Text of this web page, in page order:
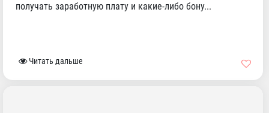
получать заработную плату и какие-либо бону...
Читать дальше